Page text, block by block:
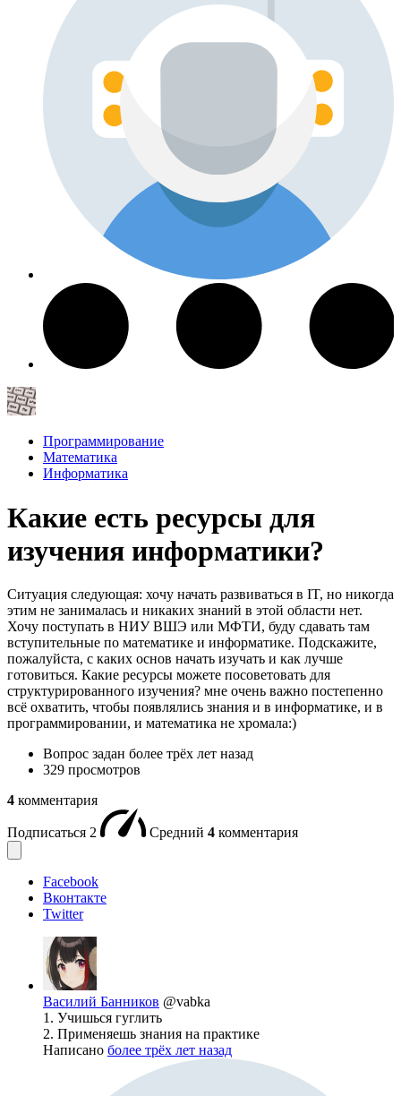
Программирование
Математика
Информатика
Какие есть ресурсы для
изучения информатики?
Ситуация следующая: хочу начать развиваться в IT, но никогда
этим не занималась и никаких знаний в этой области нет.
Хочу поступать в НИУ ВШЭ или МФТИ, буду сдавать там
вступительные по математике и информатике. Подскажите,
пожалуйста, с каких основ начать изучать и как лучше
готовиться. Какие ресурсы можете посоветовать для
структурированного изучения? мне очень важно постепенно
всё охватить, чтобы появлялись знания и в информатике, и в
программировании, и математика не хромала:)
Вопрос задан более трёх лет назад
329 просмотров
4 комментария
Подписаться 2 Средний 4 комментария
Facebook
Вконтакте
Twitter
Василий Банников @vabka
1. Учишься гуглить
2. Применяешь знания на практике
Написано более трёх лет назад